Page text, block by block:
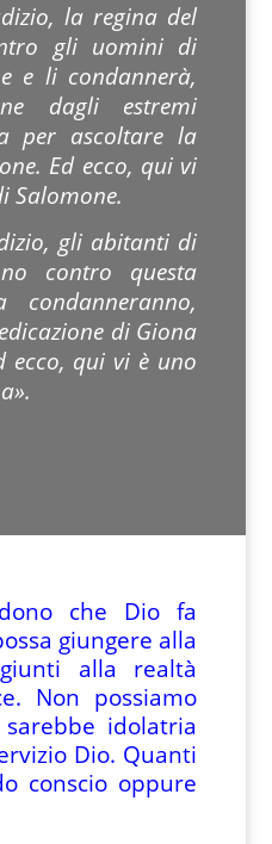
la regina del
gli uomini di
e li condannerà,
dagli estremi
per ascoltare la
Ed ecco, qui vi
Salomone.
gli abitanti di
contro questa
condanneranno,
di Giona
ecco, qui vi è uno
che Dio fa
giungere alla
alla realtà
Non possiamo
idolatria
Dio. Quanti
conscio oppure